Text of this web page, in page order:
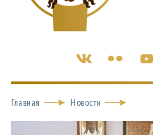
Главная Новости